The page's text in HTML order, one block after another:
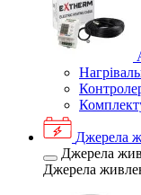
Джерела
Джерела
Джерела